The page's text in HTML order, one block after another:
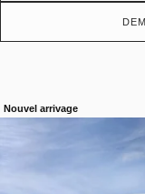
Nouvel arrivage
VOIR PLUS